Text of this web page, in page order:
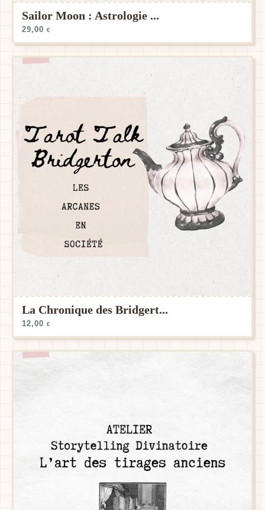
Sailor Moon : Astrologie ...
29,00 €
La Chronique des Bridgert...
12,00 €